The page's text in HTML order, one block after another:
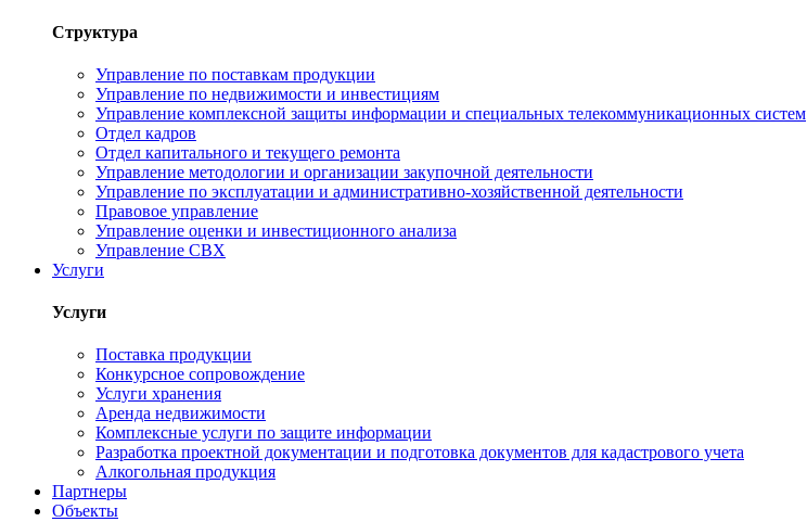
Структура
Управление по поставкам продукции
Управление по недвижимости и инвестициям
Управление комплексной защиты информации и специальных телекоммуникационных систем
Отдел кадров
Отдел капитального и текущего ремонта
Управление методологии и организации закупочной деятельности
Управление по эксплуатации и административно-хозяйственной деятельности
Правовое управление
Управление оценки и инвестиционного анализа
Управление СВХ
Услуги
Услуги
Поставка продукции
Конкурсное сопровождение
Услуги хранения
Аренда недвижимости
Комплексные услуги по защите информации
Разработка проектной документации и подготовка документов для кадастрового учета
Алкогольная продукция
Партнеры
Объекты